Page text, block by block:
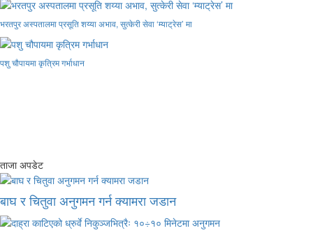
भरतपुर अस्पतालमा प्रसूति शय्या अभाव, सुत्केरी सेवा ‘म्याट्रेस’ मा
पशु चौपायमा कृत्रिम गर्भाधान
ताजा अपडेट
बाघ र चितुवा अनुगमन गर्न क्यामरा जडान